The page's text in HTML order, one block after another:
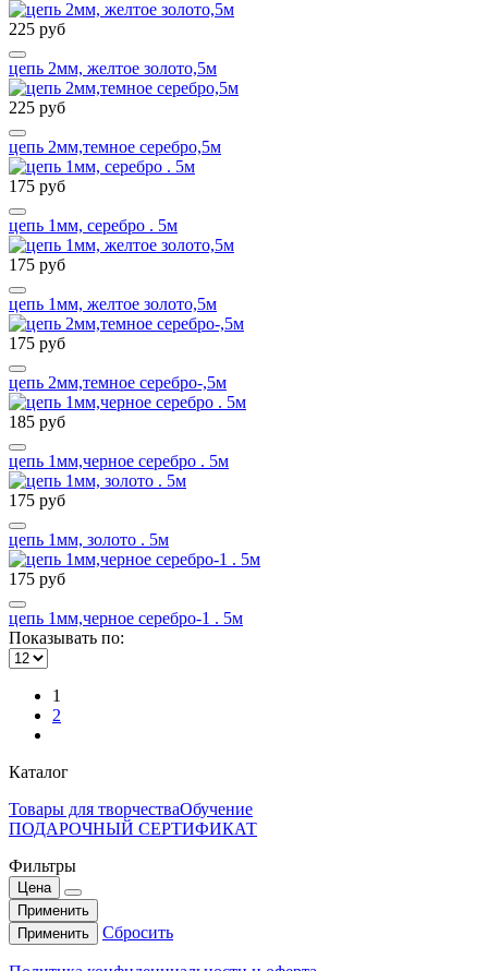
225 руб
цепь 2мм, желтое золото,5м
225 руб
цепь 2мм,темное серебро,5м
175 руб
цепь 1мм, серебро . 5м
175 руб
цепь 1мм, желтое золото,5м
175 руб
цепь 2мм,темное серебро-,5м
185 руб
цепь 1мм,черное серебро . 5м
175 руб
цепь 1мм, золото . 5м
175 руб
цепь 1мм,черное серебро-1 . 5м
Показывать по:
1
2
Каталог
Товары для творчестваОбучение
ПОДАРОЧНЫЙ СЕРТИФИКАТ
Фильтры
Цена
Применить
Применить
Сбросить